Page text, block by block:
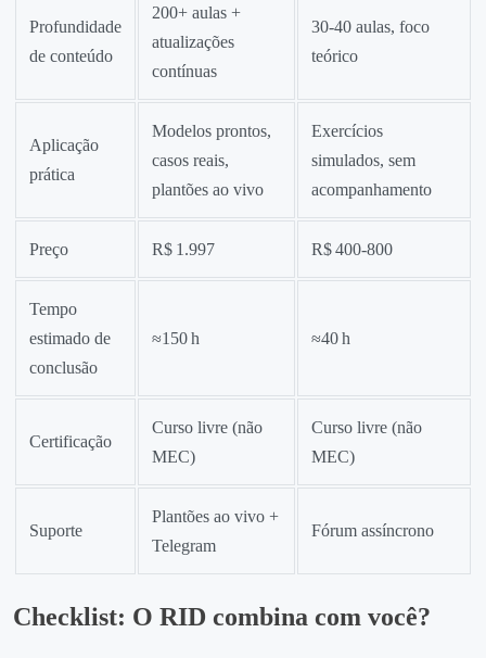
Profundidade
de conteúdo
200+ aulas +
atualizações
contínuas
30‑40 aulas, foco
teórico
Aplicação
prática
Modelos prontos,
casos reais,
plantões ao vivo
Exercícios
simulados, sem
acompanhamento
Preço R$ 1.997 R$ 400‑800
Tempo
estimado de
conclusão
≈150 h ≈40 h
Certificação
Curso livre (não
MEC)
Curso livre (não
MEC)
Suporte
Plantões ao vivo +
Telegram
Fórum assíncrono
Checklist: O RID combina com você?